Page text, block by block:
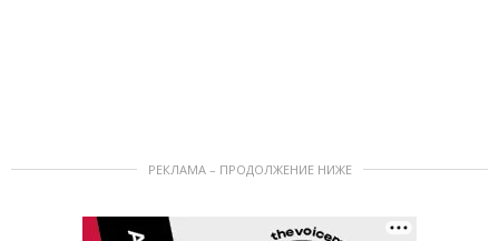
РЕКЛАМА – ПРОДОЛЖЕНИЕ НИЖЕ